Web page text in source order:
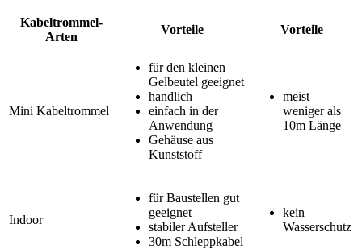
Kabeltrommel-
Arten
Vorteile Vorteile
Mini Kabeltrommel
für den kleinen
Gelbeutel geeignet
handlich
einfach in der
Anwendung
Gehäuse aus
Kunststoff
meist
weniger als
10m Länge
Indoor
für Baustellen gut
geeignet
stabiler Aufsteller
30m Schleppkabel
kein
Wasserschutz